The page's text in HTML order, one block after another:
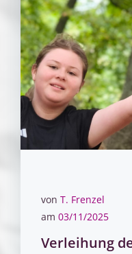
von T. Frenzel
am 03/11/2025
Verleihung